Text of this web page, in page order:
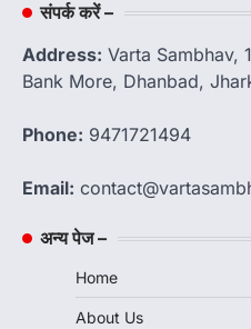
संपर्क करें –
Address: Varta Sambhav,
Bank More, Dhanbad,
Phone: 9471721494
Email:
अन्य पेज –
Home
About Us